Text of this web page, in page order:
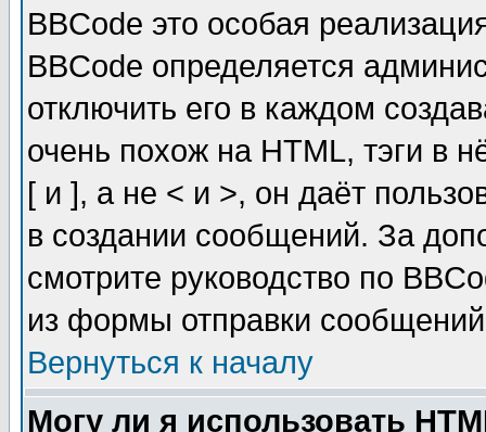
BBCode это особая
BBCode определяется
отключить его в каждом
очень похож на HTML, тэги в
[ и ], а не < и >, он даёт
в создании сообщений. За
смотрите руководство по
из формы отправки
Вернуться к началу
Могу ли я использовать